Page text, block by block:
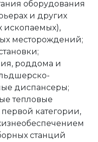
оборудования
и других
ископаемых),
месторождений;
роддома и
диспансеры;
тепловые
категории,
станций